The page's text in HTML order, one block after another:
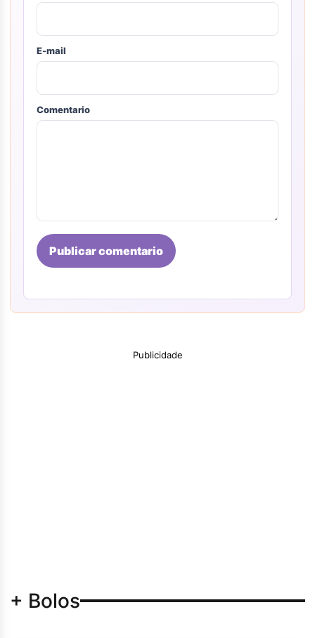
E-mail
Comentario
Publicar comentario
Publicidade
+ Bolos